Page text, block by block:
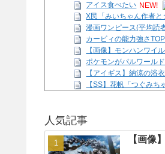
アイス食べたい NEW!
X民「みいちゃん作者
漫画ワンピース(平均読
カービィの能力強さ
【画像】モンハンワイ
ポケモンがパルワール
【アイギス】納涼の浴
【SS】花帆「つぐみ
Powered by livedoor 相
人気記事
【画像